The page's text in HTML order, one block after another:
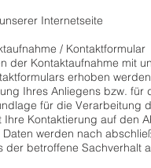
Internetseite
/ Kontaktformular
der Kontaktaufnahme mit
erhoben
Ihres Anliegens bzw.
für die Verarbeitung
Ihre Kontaktierung auf den
Daten werden nach
der betroffene Sachverhalt